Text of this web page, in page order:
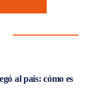
al país: cómo es